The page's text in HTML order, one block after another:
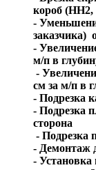
короб
-
заказчика)
-
м/п в
-
см за м/п в
- Подрезка
- Подрезка
сторона
- Подрезка
- Демонтаж
- Установка